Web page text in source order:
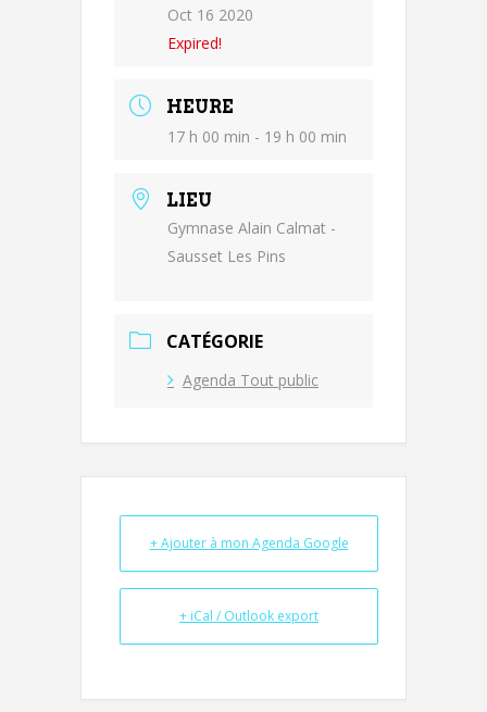
Oct 16 2020
Expired!
HEURE
17 h 00 min - 19 h 00 min
LIEU
Gymnase Alain Calmat -
Sausset Les Pins
CATÉGORIE
Agenda Tout public
+ Ajouter à mon Agenda Google
+ iCal / Outlook export